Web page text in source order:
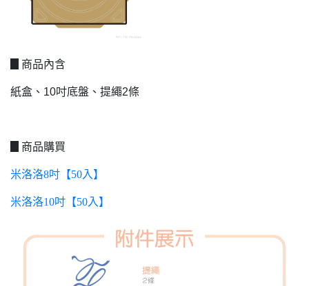
▊商品內含
紙盒、10吋底盤、提繩2條
▊商品購買
米洛洛8吋【50入】
米洛洛10吋【50入】